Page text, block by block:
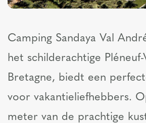
Camping Sandaya Val
het schilderachtige
Bretagne, biedt een
voor vakantieliefhebbers.
meter van de prachtige